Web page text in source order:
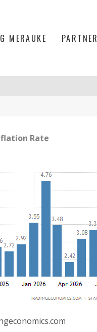
MERAUKE PARTNER
Rate